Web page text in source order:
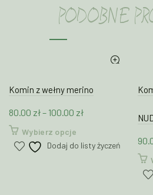
PODOBNE
Komin z wełny merino
80.00 zł– 100.00 złZakres
od
Wybierz opcjeTen
produkt
Dodaj do listy życzeń